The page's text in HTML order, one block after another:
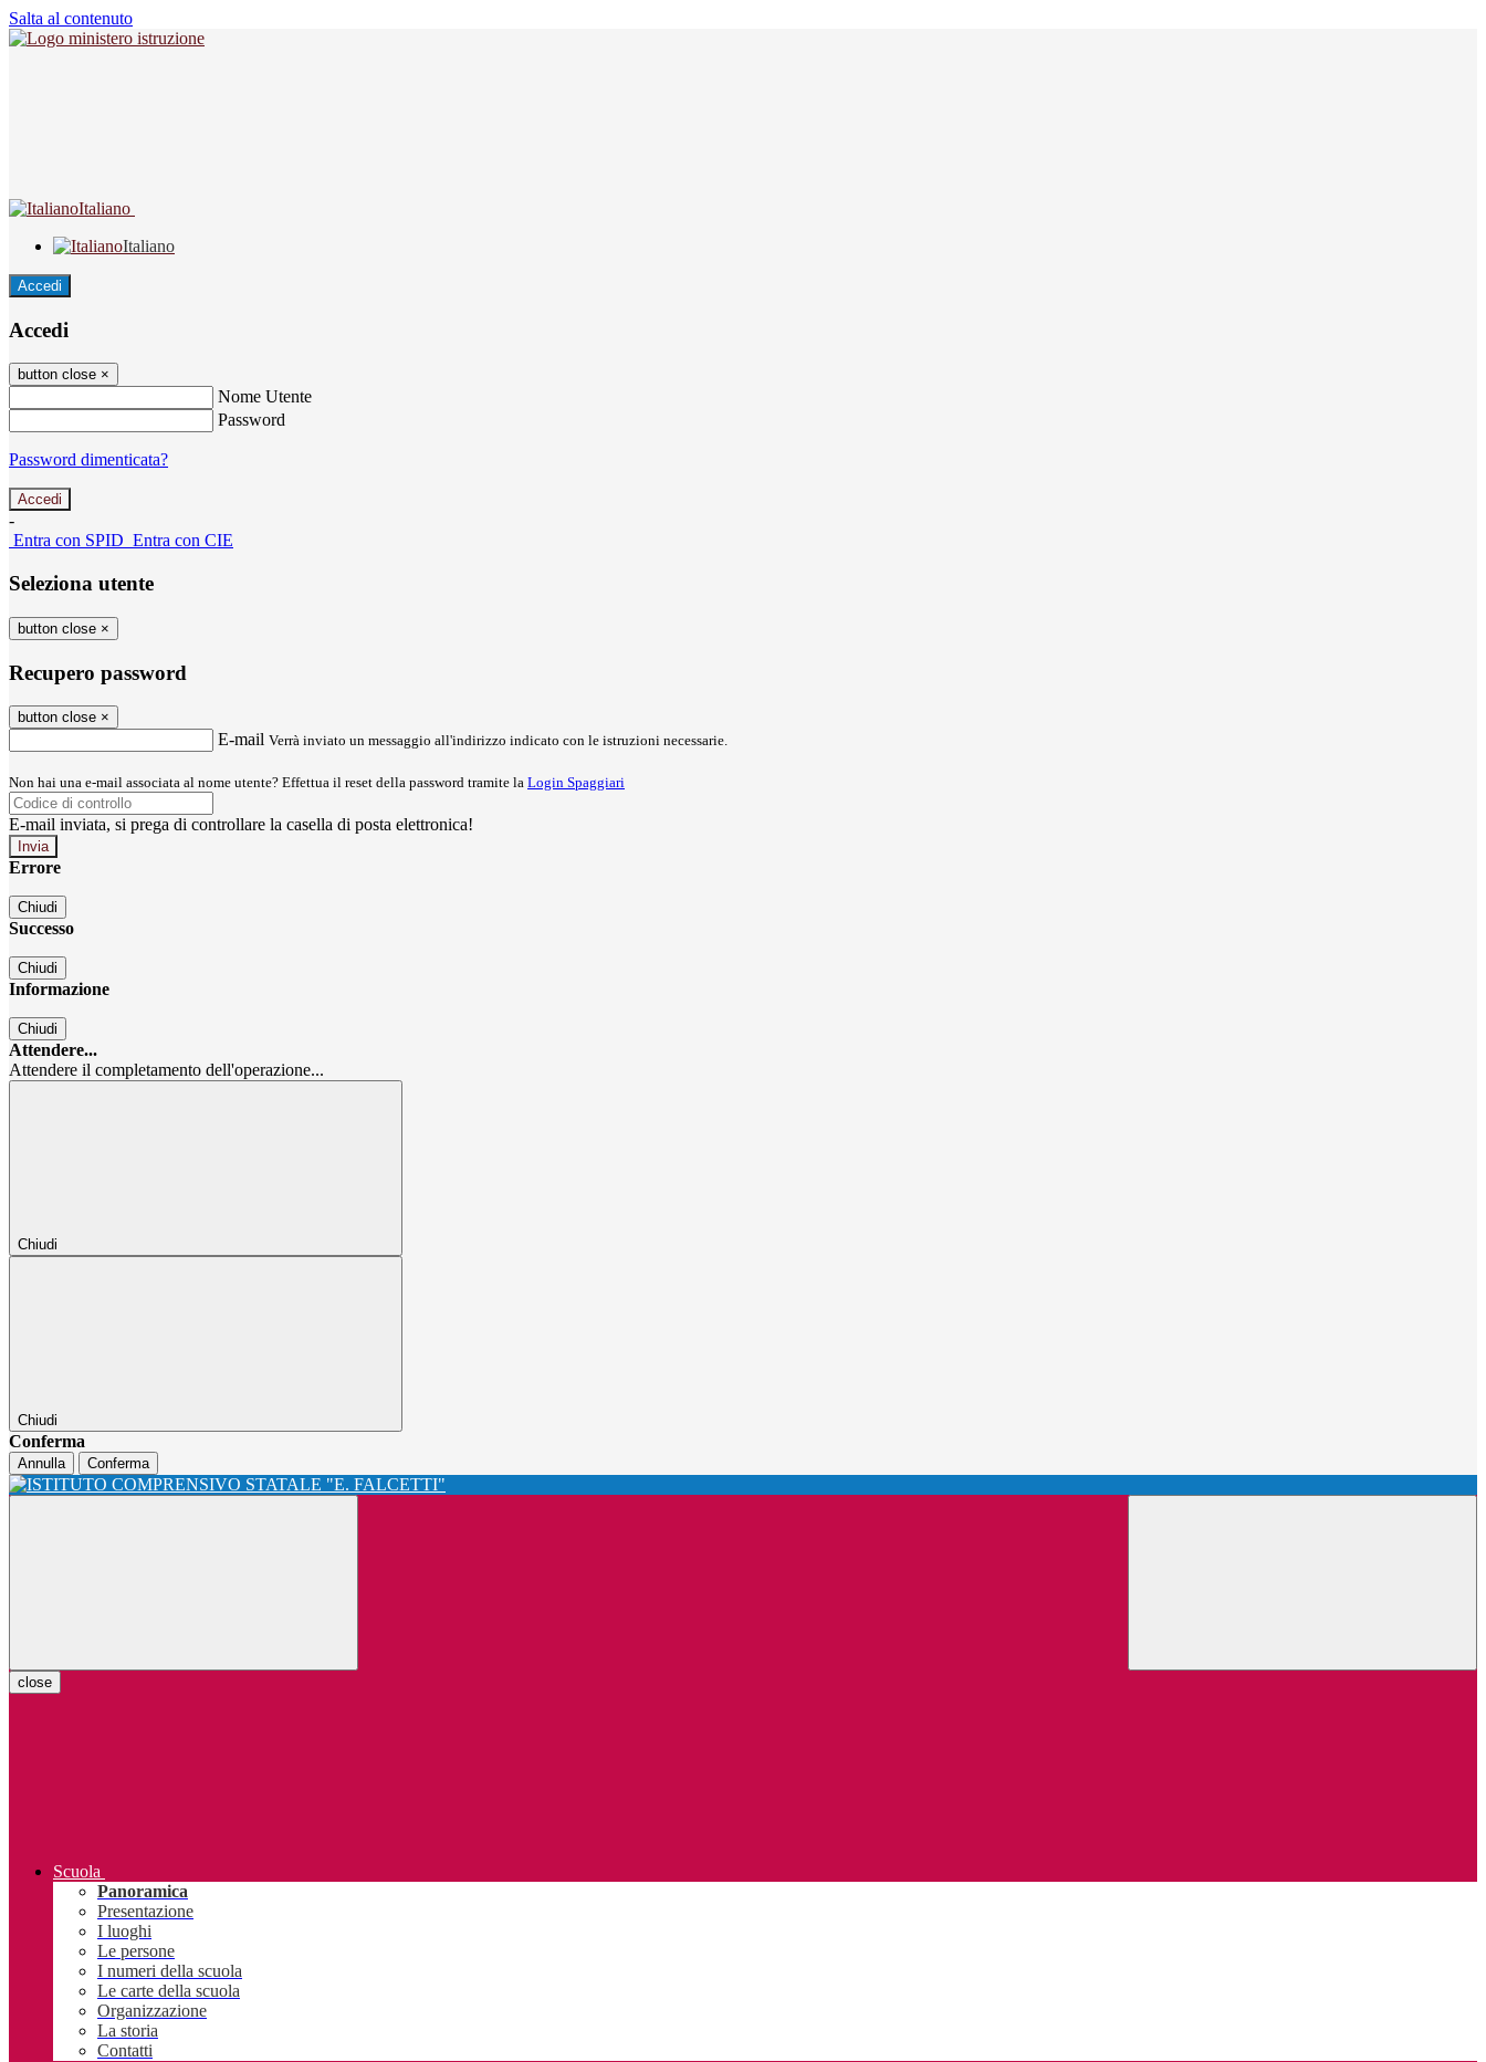
Salta al contenuto
Italiano
Italiano
Accedi
Accedi
button close ×
Nome Utente
Password
Password dimenticata?
-
Entra con SPID Entra con CIE
Seleziona utente
button close ×
Recupero password
button close ×
E-mail Verrà inviato un messaggio all'indirizzo indicato con le istruzioni necessarie.
Non hai una e-mail associata al nome utente? Effettua il reset della password tramite la Login Spaggiari
E-mail inviata, si prega di controllare la casella di posta elettronica!
Errore
Chiudi
Successo
Chiudi
Informazione
Chiudi
Attendere...
Attendere il completamento dell'operazione...
Chiudi
Chiudi
Conferma
Annulla Conferma
close
Scuola
Panoramica
Presentazione
I luoghi
Le persone
I numeri della scuola
Le carte della scuola
Organizzazione
La storia
Contatti